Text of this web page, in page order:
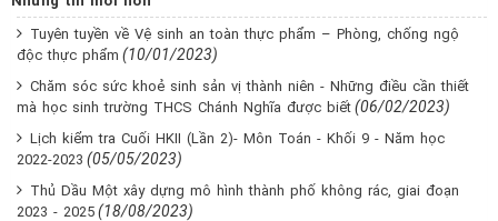
Tuyên tuyền về Vệ sinh an toàn thực phẩm – Phòng, chống ngộ
độc thực phẩm (10/01/2023)
Chăm sóc sức khoẻ sinh sản vị thành niên - Những điều cần thiết
mà học sinh trường THCS Chánh Nghĩa được biết (06/02/2023)
Lịch kiểm tra Cuối HKII (Lần 2)- Môn Toán - Khối 9 - Năm học
2022-2023 (05/05/2023)
Thủ Dầu Một xây dựng mô hình thành phố không rác, giai đoạn
2023 - 2025 (18/08/2023)